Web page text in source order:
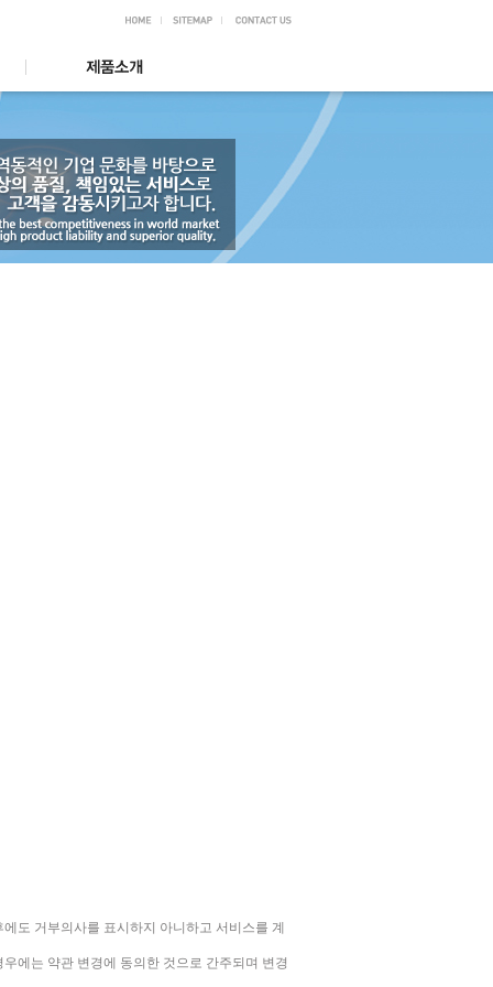
도 거부의사를 표시하지 아니하고 서비스를 계
에는 약관 변경에 동의한 것으로 간주되며 변경